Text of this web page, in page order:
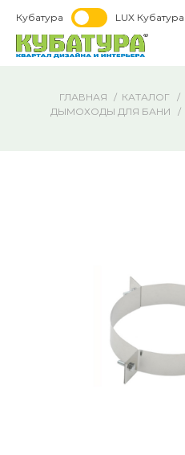
Кубатура LUX Кубатура
ГЛАВНАЯ КАТАЛОГ
ДЫМОХОДЫ ДЛЯ БАНИ